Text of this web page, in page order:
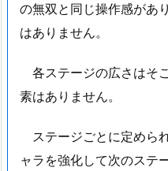
の無双と同じ操作感があ
はありません。
各ステージの広さはそ
素はありません。
ステージごとに定めら
ャラを強化して次のステ